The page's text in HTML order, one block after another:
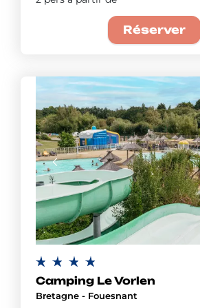
Réserver
Camping Le Vorlen
Bretagne - Fouesnant